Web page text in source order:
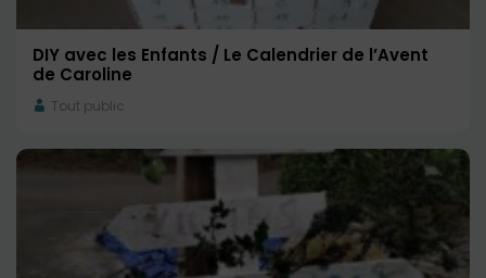
DIY avec les Enfants / Le Calendrier de l’Avent
de Caroline
Tout public